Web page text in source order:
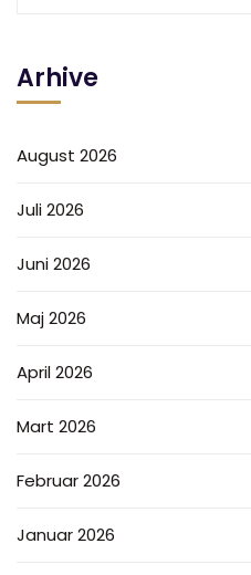
Arhive
August 2026
Juli 2026
Juni 2026
Maj 2026
April 2026
Mart 2026
Februar 2026
Januar 2026